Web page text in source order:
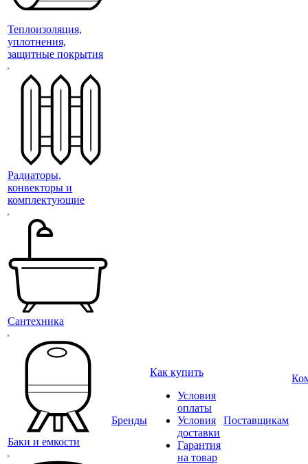
Теплоизоляция,
уплотнения,
защитные покрытия
Радиаторы,
конвекторы и
комплектующие
Сантехника
Баки и емкости
Бренды
Как купить
Условия
оплаты
Условия
доставки
Гарантия
на товар
Поставщикам